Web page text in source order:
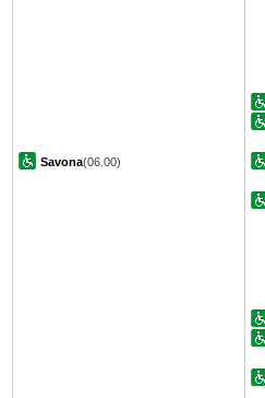
Savona(06.00)